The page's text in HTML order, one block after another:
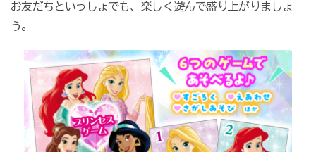
お友だちといっしょでも、楽しく遊んで盛り上がりましょ
う。